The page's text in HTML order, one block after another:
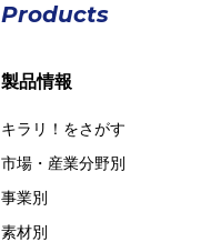
Products
製品情報
キラリ！をさがす
市場・産業分野別
事業別
素材別